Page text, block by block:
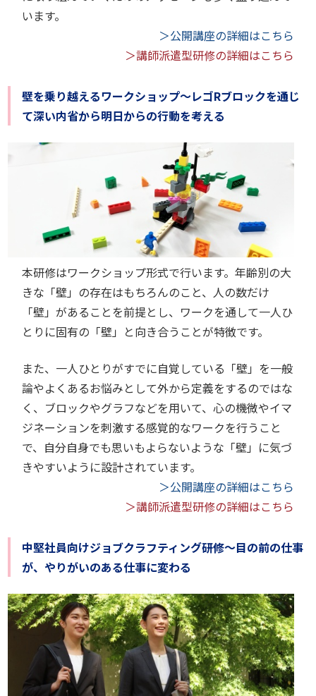
います。
＞公開講座の詳細はこちら
＞講師派遣型研修の詳細はこちら
壁を乗り越えるワークショップ～レゴRブロックを通じ
て深い内省から明日からの行動を考える
本研修はワークショップ形式で行います。年齢別の大
きな「壁」の存在はもちろんのこと、人の数だけ
「壁」があることを前提とし、ワークを通して一人ひ
とりに固有の「壁」と向き合うことが特徴です。
また、一人ひとりがすでに自覚している「壁」を一般
論やよくあるお悩みとして外から定義をするのではな
く、ブロックやグラフなどを用いて、心の機微やイマ
ジネーションを刺激する感覚的なワークを行うこと
で、自分自身でも思いもよらないような「壁」に気づ
きやすいように設計されています。
＞公開講座の詳細はこちら
＞講師派遣型研修の詳細はこちら
中堅社員向けジョブクラフティング研修～目の前の仕事
が、やりがいのある仕事に変わる